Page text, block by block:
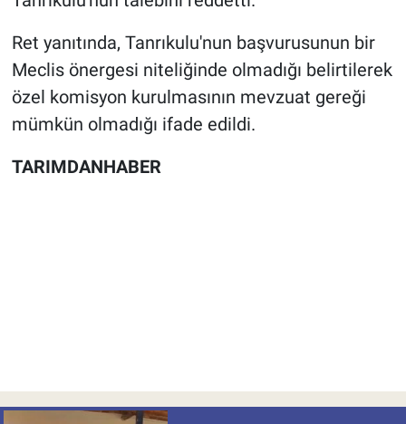
Ret yanıtında, Tanrıkulu'nun başvurusunun bir
Meclis önergesi niteliğinde olmadığı belirtilerek
özel komisyon kurulmasının mevzuat gereği
mümkün olmadığı ifade edildi.
TARIMDANHABER